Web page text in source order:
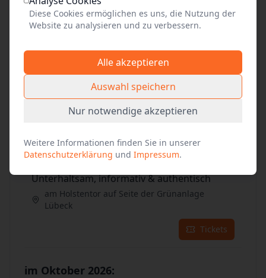
Tickets
26
Unterhaltsam, informativ & authentisch
am Holstentor auf Seite der Grünanlage
Lübeck
26Sep. 2026•Sa. 14:00
Unterhaltsam, informativ & authentisch
am Holstentor auf Seite der Grünanlage
Lübeck
Tickets
im Oktober 2026:
Diese Cookies ermöglichen es uns, die Nutzung der
Website zu analysieren und zu verbessern.
Alle akzeptieren
Auswahl speichern
Nur notwendige akzeptieren
Weitere Informationen finden Sie in unserer
Datenschutzerklärung und Impressum.